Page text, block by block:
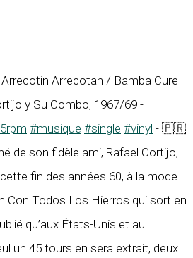
Arrecotan / Bamba Cure
y Su Combo, 1967/69 -
#musique #single #vinyl - 🇵🇷
de son fidèle ami, Rafael Cortijo,
fin des années 60, à la mode
Con Todos Los Hierros qui sort en
qu’aux États-Unis et au
un 45 tours en sera extrait, deux...